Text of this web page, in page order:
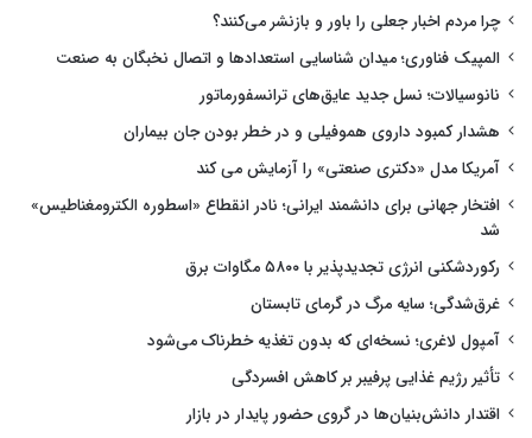
چرا مردم اخبار جعلی را باور و بازنشر می‌کنند؟
المپیک فناوری؛ میدان شناسایی استعدادها و اتصال نخبگان به صنعت
نانوسیالات؛ نسل جدید عایق‌های ترانسفورماتور
هشدار کمبود داروی هموفیلی و در خطر بودن جان بیماران
آمریکا مدل «دکتری صنعتی» را آزمایش می کند
افتخار جهانی برای دانشمند ایرانی؛ نادر انقطاع «اسطوره الکترومغناطیس»
شد
رکوردشکنی انرژی تجدیدپذیر با ۵۸۰۰ مگاوات برق
غرق‌شدگی؛ سایه مرگ در گرمای تابستان
آمپول لاغری؛ نسخه‌ای که بدون تغذیه خطرناک می‌شود
تأثیر رژیم غذایی پرفیبر بر کاهش افسردگی
اقتدار دانش‌بنیان‌ها در گروی حضور پایدار در بازار